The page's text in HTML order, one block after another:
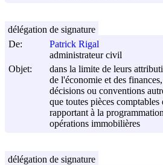
De:
Patrick Rigal
administrateur civil
Objet:
dans la limite de leurs
de l'économie et des
décisions ou conventions
que toutes pièces comptables
rapportant à la
opérations immobilières
délégation de signature
délégation de signature